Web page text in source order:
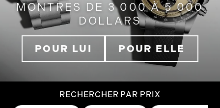
MONTRES DE 3 000 À 5 000
DOLLARS
POUR LUI POUR ELLE
RECHERCHER PAR PRIX